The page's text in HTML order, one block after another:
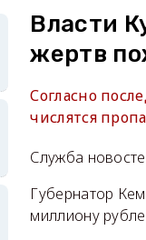
Власти
жертв
Согласно
числятся
Служба
Губернатор
миллиону